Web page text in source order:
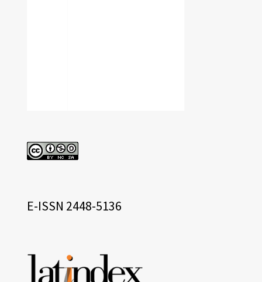
cc
eissn
E-ISSN 2448-5136
Base
de